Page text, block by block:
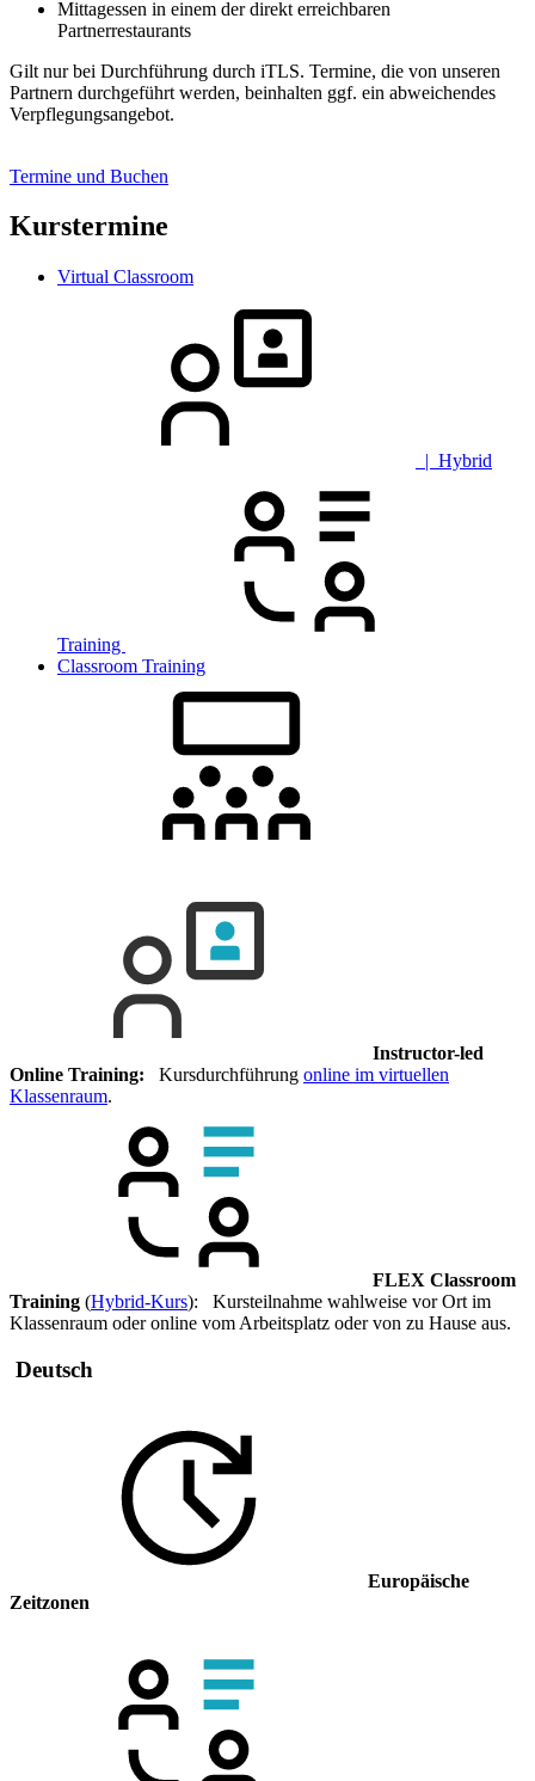
Mittagessen in einem der direkt erreichbaren
Partnerrestaurants
Gilt nur bei Durchführung durch iTLS. Termine, die von unseren
Partnern durchgeführt werden, beinhalten ggf. ein abweichendes
Verpflegungsangebot.
Termine und Buchen
Kurstermine
Virtual Classroom
| Hybrid
Training
Classroom Training
Instructor-led
Online Training: Kursdurchführung online im virtuellen
Klassenraum.
FLEX Classroom
Training (Hybrid-Kurs): Kursteilnahme wahlweise vor Ort im
Klassenraum oder online vom Arbeitsplatz oder von zu Hause aus.
Deutsch
Europäische
Zeitzonen